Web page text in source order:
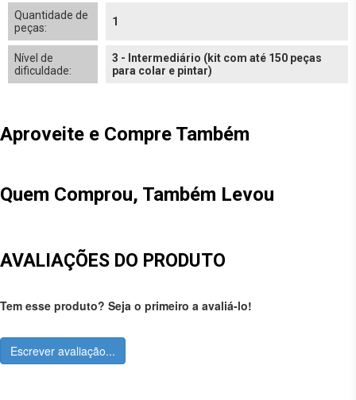
Quantidade de
peças:
1
Nível de
dificuldade:
3 - Intermediário (kit com até 150 peças
para colar e pintar)
Aproveite e Compre Também
Quem Comprou, Também Levou
AVALIAÇÕES DO PRODUTO
Tem esse produto? Seja o primeiro a avaliá-lo!
Escrever avaliação...